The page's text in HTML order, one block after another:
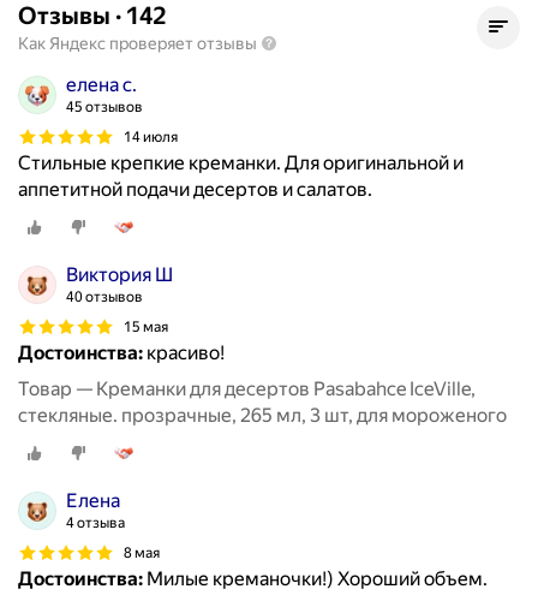
Отзывы · 142
Как Яндекс проверяет отзывы
елена с.
45 отзывов
14 июля
Стильные крепкие креманки. Для оригинальной и
аппетитной подачи десертов и салатов.
Виктория Ш
40 отзывов
15 мая
Достоинства: красиво!
Товар — Креманки для десертов Pasabahce IceVille,
стекляные. прозрачные, 265 мл, 3 шт, для мороженого
Елена
4 отзыва
8 мая
Достоинства: Милые креманочки!) Хороший объем.